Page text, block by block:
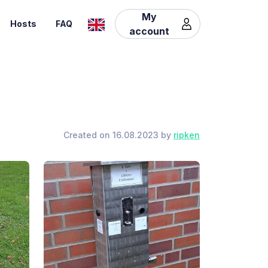
Hosts FAQ
My
account
Created on 16.08.2023 by ripken